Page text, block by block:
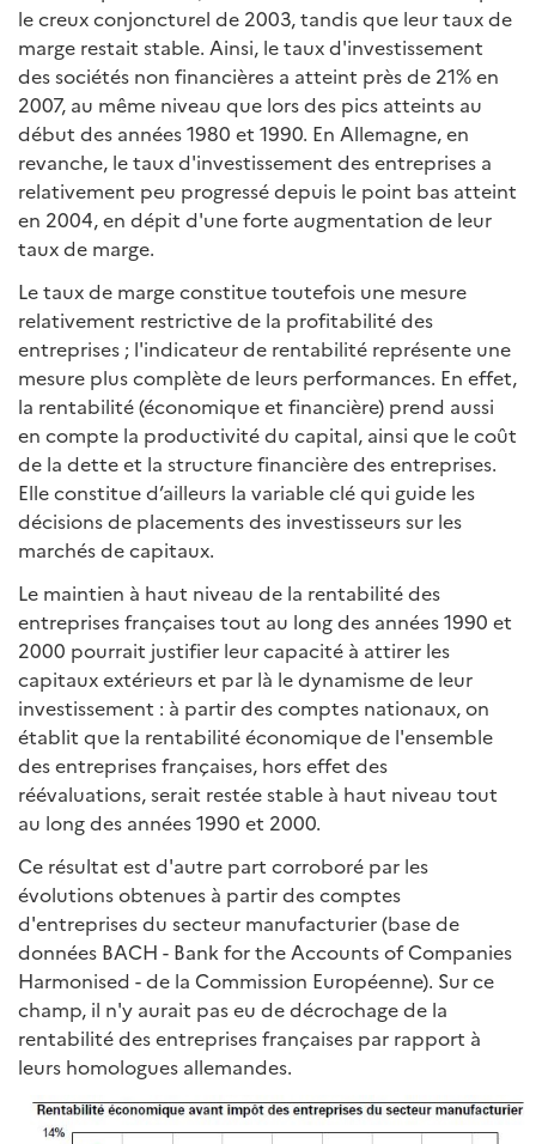
le creux conjoncturel de 2003, tandis que leur taux de
marge restait stable. Ainsi, le taux d'investissement
des sociétés non financières a atteint près de 21% en
2007, au même niveau que lors des pics atteints au
début des années 1980 et 1990. En Allemagne, en
revanche, le taux d'investissement des entreprises a
relativement peu progressé depuis le point bas atteint
en 2004, en dépit d'une forte augmentation de leur
taux de marge.
Le taux de marge constitue toutefois une mesure
relativement restrictive de la profitabilité des
entreprises ; l'indicateur de rentabilité représente une
mesure plus complète de leurs performances. En effet,
la rentabilité (économique et financière) prend aussi
en compte la productivité du capital, ainsi que le coût
de la dette et la structure financière des entreprises.
Elle constitue d’ailleurs la variable clé qui guide les
décisions de placements des investisseurs sur les
marchés de capitaux.
Le maintien à haut niveau de la rentabilité des
entreprises françaises tout au long des années 1990 et
2000 pourrait justifier leur capacité à attirer les
capitaux extérieurs et par là le dynamisme de leur
investissement : à partir des comptes nationaux, on
établit que la rentabilité économique de l'ensemble
des entreprises françaises, hors effet des
réévaluations, serait restée stable à haut niveau tout
au long des années 1990 et 2000.
Ce résultat est d'autre part corroboré par les
évolutions obtenues à partir des comptes
d'entreprises du secteur manufacturier (base de
données BACH - Bank for the Accounts of Companies
Harmonised - de la Commission Européenne). Sur ce
champ, il n'y aurait pas eu de décrochage de la
rentabilité des entreprises françaises par rapport à
leurs homologues allemandes.